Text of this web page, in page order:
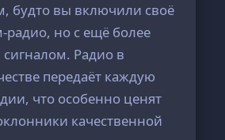
будто вы включили своё
но с ещё более
Радио в
передаёт каждую
что особенно ценят
качественной